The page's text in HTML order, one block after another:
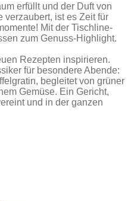
erfüllt und der Duft von
verzaubert, ist es Zeit für
Mit der Tischline-
zum Genuss-Highlight.
Rezepten inspirieren.
für besondere Abende:
begleitet von grüner
Gemüse. Ein Gericht,
und in der ganzen